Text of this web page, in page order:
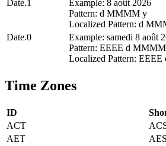
Date.1
Example: 8 août 2026
Pattern: d MMMM y
Localized Pattern: d
Date.0
Example: samedi 8 août
Pattern: EEEE d
Localized Pattern:
Time Zones
ID
ACT
AET